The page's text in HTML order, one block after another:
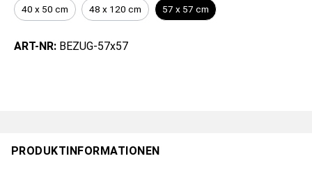
40 x 50 cm 48 x 120 cm 57 x 57 cm
ART-NR: BEZUG-57x57
PRODUKTINFORMATIONEN